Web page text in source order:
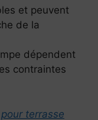
et peuvent
de la
dépendent
contraintes
terrasse